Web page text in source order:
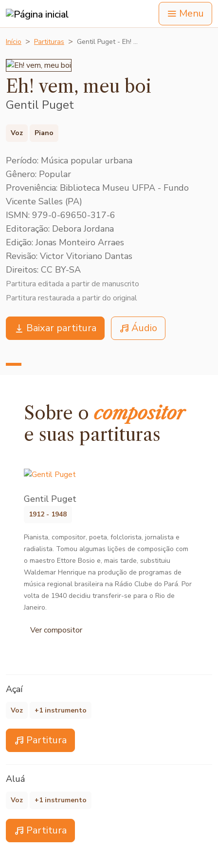
Menu
Início Partituras Gentil Puget - Eh! …
Eh! vem, meu boi
Gentil Puget
Voz Piano
Período: Música popular urbana
Gênero: Popular
Proveniência: Biblioteca Museu UFPA - Fundo
Vicente Salles (PA)
ISMN: 979-0-69650-317-6
Editoração: Debora Jordana
Edição: Jonas Monteiro Arraes
Revisão: Victor Vitoriano Dantas
Direitos: CC BY-SA
Partitura editada a partir de manuscrito
Partitura restaurada a partir do original
Baixar partitura Áudio
Sobre ocompositor
e suas partituras
Gentil Puget
1912 - 1948
Pianista, compositor, poeta, folclorista, jornalista e
radialista. Tomou algumas lições de composição com
o maestro Ettore Bosio e, mais tarde, substituiu
Waldemar Henrique na produção de programas de
música regional brasileira na Rádio Clube do Pará. Por
volta de 1940 decidiu transferir-se para o Rio de
Janeiro.
Ver compositor
Açaí
Voz +1 instrumento
Partitura
Aluá
Voz +1 instrumento
Partitura